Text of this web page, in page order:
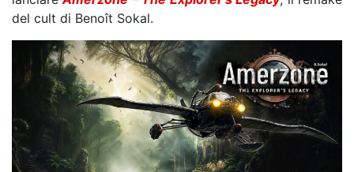
del cult di Benoît Sokal.